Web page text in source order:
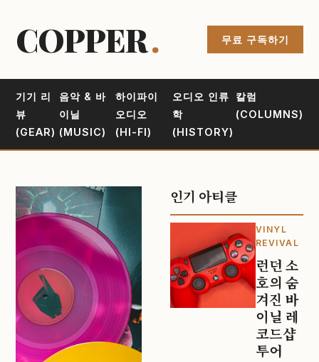
COPPER. 무료 구독하기
기기 리
뷰
(GEAR)
음악 & 바
이닐
(MUSIC)
하이파이
오디오
(HI-FI)
오디오 인류
학
(HISTORY)
칼럼
(COLUMNS)
인기 아티클
VINYL
REVIVAL
런던 소
호의 숨
겨진 바
이닐 레
코드샵
투어